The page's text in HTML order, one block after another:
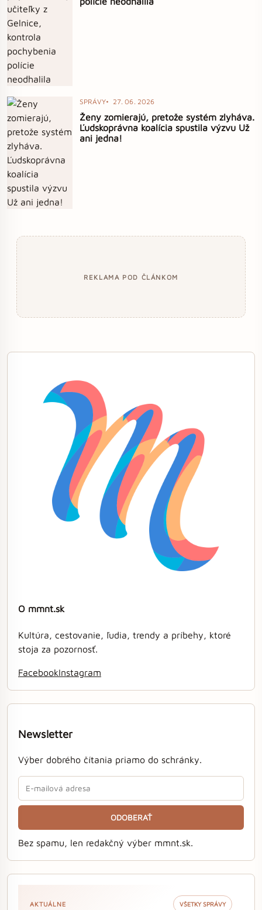
SPRÁVY 27. 06. 2026
Ženy zomierajú, pretože systém zlyháva.
Ľudskoprávna koalícia spustila výzvu Už
ani jedna!
REKLAMA POD ČLÁNKOM
O mmnt.sk
Kultúra, cestovanie, ľudia, trendy a príbehy, ktoré
stoja za pozornosť.
FacebookInstagram
Newsletter
Výber dobrého čítania priamo do schránky.
ODOBERAŤ
Bez spamu, len redakčný výber mmnt.sk.
AKTUÁLNE VŠETKY SPRÁVY